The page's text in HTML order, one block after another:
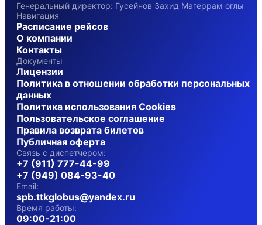
Генеральный директор: Гусейнов Захид Магеррам оглы
Навигация
Расписание рейсов
О компании
Контакты
Документы
Лицензии
Политика в отношении обработки персональных
данных
Политика использования Cookies
Пользовательское соглашение
Правила возврата билетов
Публичная оферта
Связь с диспетчером:
+7 (911) 777-44-99
+7 (949) 084-93-40
Email:
spb.ttkglobus@yandex.ru
Время работы:
09:00-21:00